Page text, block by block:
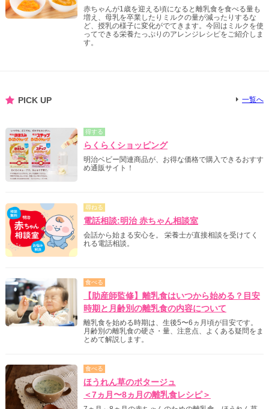
赤ちゃんが1歳を迎える頃になると離乳食を食べる量も
増え、母乳を卒業したりミルクの量が減ったりするな
ど、授乳の様子に変化がでてきます。今回はミルクを使
ってできる栄養たっぷりのアレンジレシピをご紹介しま
す。
PICK UP 一覧へ
得する
らくらくショッピング
明治ベビー関連商品が、お得な価格で購入できるおすす
め通販サイト！
尋ねる
電話相談:明治 赤ちゃん相談室
会話から始まる安心を。 栄養士が直接相談を受けてく
れる電話相談。
食べる
【助産師監修】離乳食はいつから始める？目安
時期と月齢別の離乳食の内容について
離乳食を始める時期は、生後5〜6ヵ月頃が目安です。
月齢別の離乳食の硬さ・量、注意点、よくある疑問をま
とめて解説します。
食べる
ほうれん草のポタージュ
＜7ヵ月〜8ヵ月の離乳食レシピ＞